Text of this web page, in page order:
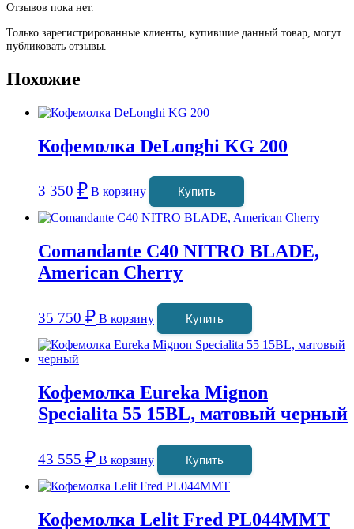
Отзывов пока нет.
Только зарегистрированные клиенты, купившие данный товар, могут
публиковать отзывы.
Похожие
Кофемолка DeLonghi KG 200
3 350 ₽ В корзину Купить
Comandante C40 NITRO BLADE,
American Cherry
35 750 ₽ В корзину Купить
Кофемолка Eureka Mignon
Specialita 55 15BL, матовый черный
43 555 ₽ В корзину Купить
Кофемолка Lelit Fred PL044MMT